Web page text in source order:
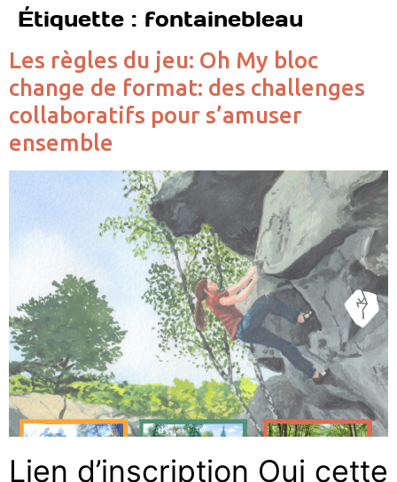
Étiquette : fontainebleau
Les règles du jeu: Oh My bloc
change de format: des challenges
collaboratifs pour s’amuser
ensemble
Lien d’inscription Oui cette